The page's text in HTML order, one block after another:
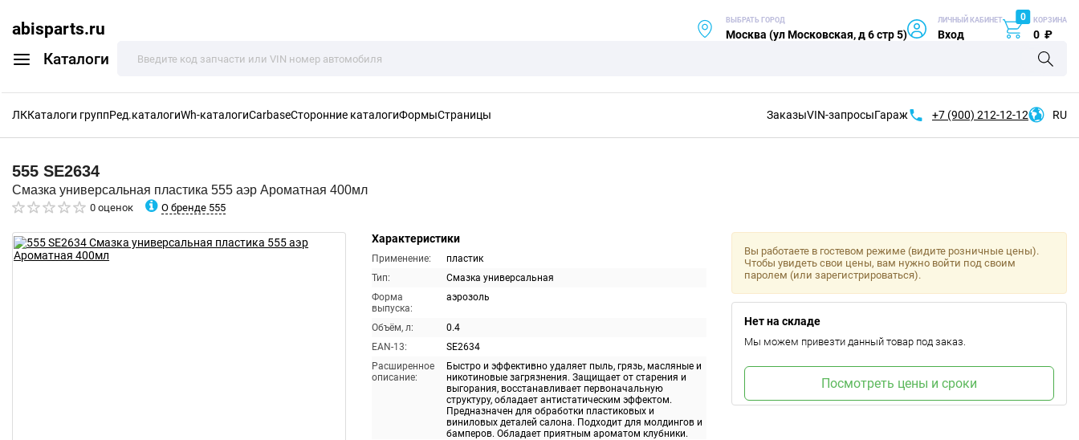
abisparts.ru
Каталоги
ВЫБРАТЬ ГОРОД
Москва (ул Московская, д 6 стр 5)
ЛИЧНЫЙ КАБИНЕТ
Вход
0 КОРЗИНА
0 ₽
ЛККаталоги группРед.каталогиWh-каталогиCarbaseСторонние каталогиФормыСтраницы ЗаказыVIN-запросыГараж +7 (900) 212-12-12 RU
555 SE2634
Смазка универсальная пластика 555 аэр Ароматная 400мл
0 оценок О бренде 555
Характеристики
Применение:
пластик
Тип:
Смазка универсальная
Форма
выпуска:
аэрозоль
Объём, л:
0.4
EAN-13:
SE2634
Расширенное
описание:
Быстро и эффективно удаляет пыль, грязь, масляные и
никотиновые загрязнения. Защищает от старения и
выгорания, восстанавливает первоначальную
структуру, обладает антистатическим эффектом.
Предназначен для обработки пластиковых и
виниловых деталей салона. Подходит для молдингов и
бамперов. Обладает приятным ароматом клубники.
Вы работаете в гостевом режиме (видите розничные цены).
Чтобы увидеть свои цены, вам нужно войти под своим
паролем (или зарегистрироваться).
Нет на складе
Мы можем привезти данный товар под заказ.
Посмотреть цены и сроки